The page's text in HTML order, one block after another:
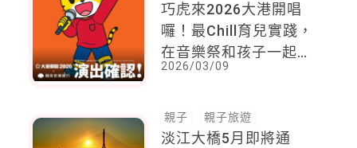
巧虎來2026大港開唱
囉！最Chill育兒實踐，
在音樂祭和孩子一起唱
「洗手歌」吧！
2026/03/09
親子 親子旅遊
淡江大橋5月即將通